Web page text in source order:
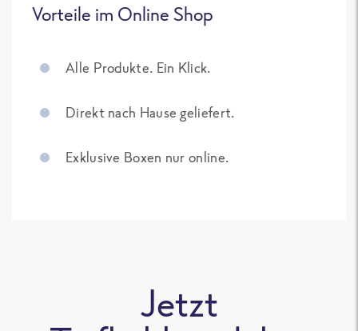
Vorteile im Online Shop
Alle Produkte. Ein Klick.
Direkt nach Hause geliefert.
Exklusive Boxen nur online.
Jetzt